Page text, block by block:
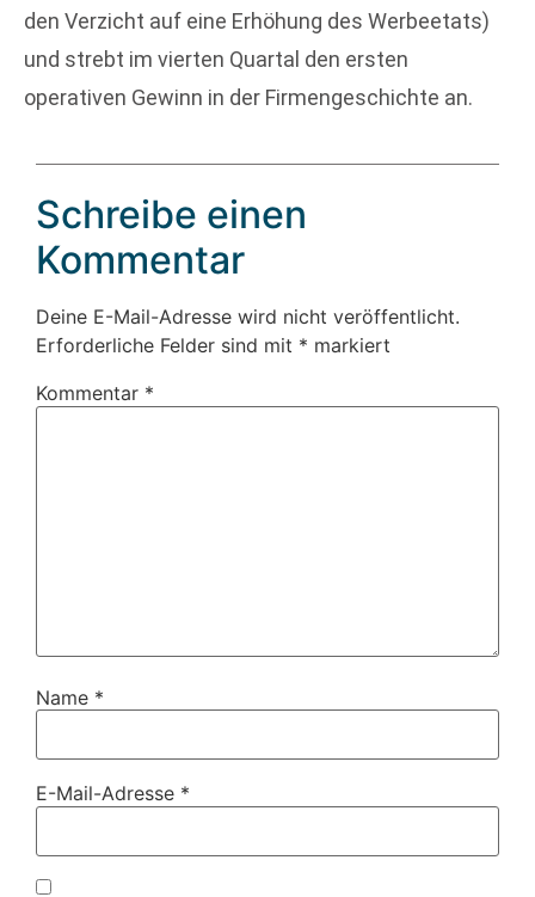
den Verzicht auf eine Erhöhung des Werbeetats)
und strebt im vierten Quartal den ersten
operativen Gewinn in der Firmengeschichte an.
Schreibe einen
Kommentar
Deine E-Mail-Adresse wird nicht veröffentlicht.
Erforderliche Felder sind mit * markiert
Kommentar *
Name *
E-Mail-Adresse *